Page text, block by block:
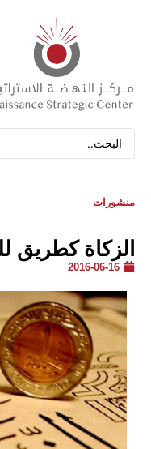
منشورات
الزكاة كطريق
2016-06-16